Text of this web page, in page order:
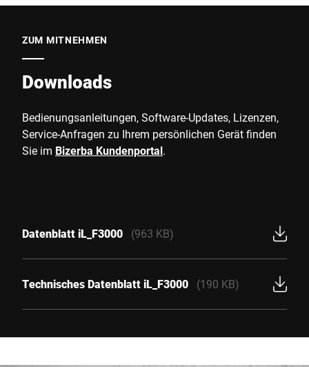
ZUM MITNEHMEN
Downloads
Bedienungsanleitungen, Software-Updates, Lizenzen,
Service-Anfragen zu Ihrem persönlichen Gerät finden
Sie im Bizerba Kundenportal.
Datenblatt iL_F3000 (963 KB)
Technisches Datenblatt iL_F3000 (190 KB)